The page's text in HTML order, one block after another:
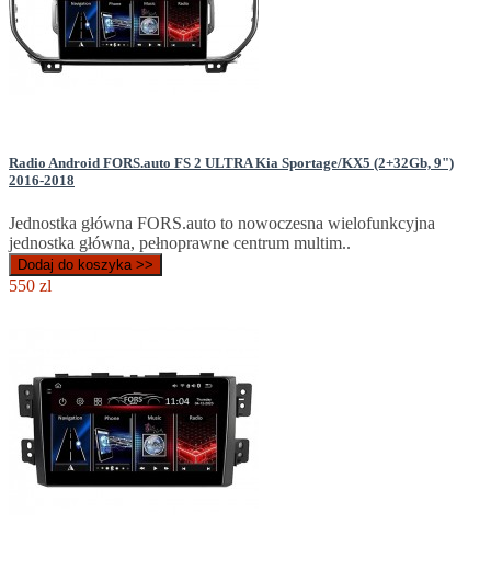
Radio Android FORS.auto FS 2 ULTRA Kia Sportage/KX5 (2+32Gb, 9")
2016-2018
Jednostka główna FORS.auto to nowoczesna wielofunkcyjna
jednostka główna, pełnoprawne centrum multim..
Dodaj do koszyka >>
550 zl